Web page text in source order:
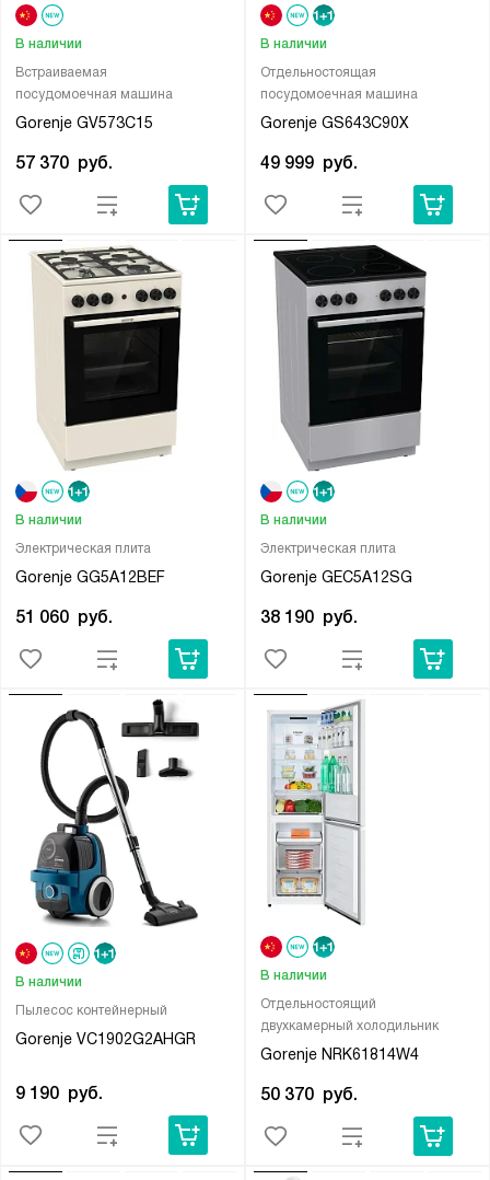
Встраиваемая
посудомоечная машина
Gorenje GV573C15
В наличии
57 370 руб.
Отдельностоящая
посудомоечная машина
Gorenje GS643C90X
В наличии
49 999 руб.
Электрическая плита
Gorenje GG5A12BEF
В наличии
51 060 руб.
Электрическая плита
Gorenje GEC5A12SG
В наличии
38 190 руб.
Пылесос контейнерный
Gorenje VC1902G2AHGR
В наличии
9 190 руб.
Отдельностоящий
двухкамерный холодильник
Gorenje NRK61814W4
В наличии
50 370 руб.